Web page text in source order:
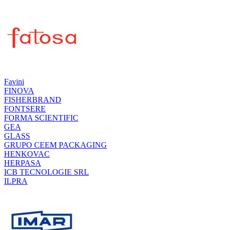
Favini
FINOVA
FISHERBRAND
FONTSERE
FORMA SCIENTIFIC
GEA
GLASS
GRUPO CEEM PACKAGING
HENKOVAC
HERPASA
ICB TECNOLOGIE SRL
ILPRA